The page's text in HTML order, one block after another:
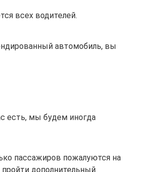
всех водителей.
автомобиль, вы
есть, мы будем иногда
пассажиров пожалуются на
дополнительный